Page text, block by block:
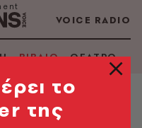
VOICE RADIO
ΒΙΒΛΙΟ ΘΕΑΤΡΟ -
το
της